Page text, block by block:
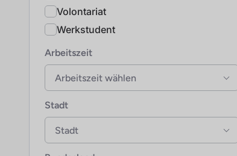
Volontariat
Werkstudent
Arbeitszeit
Arbeitszeit wählen
Stadt
Stadt